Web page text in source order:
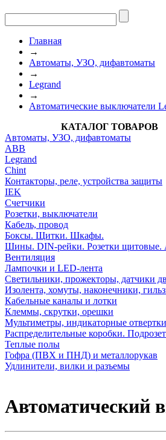
Главная
→
Автоматы, УЗО, дифавтоматы
→
Legrand
→
Автоматические выключатели
КАТАЛОГ ТОВАРОВ
Автоматы, УЗО, дифавтоматы
АВВ
Legrand
Chint
Контакторы, реле, устройства защиты
IEK
Счетчики
Розетки, выключатели
Кабель, провод
Боксы. Щитки. Шкафы.
Шины. DIN-рейки. Розетки щитовые.
Вентиляция
Лампочки и LED-лента
Светильники, прожекторы, датчики
Изолента, хомуты, наконечники,
Кабельные каналы и лотки
Клеммы, скрутки, орешки
Мультиметры, индикаторные отвертки
Распределительные коробки.
Теплые полы
Гофра (ПВХ и ПНД) и металлорукав
Удлинители, вилки и разъемы
Автоматический